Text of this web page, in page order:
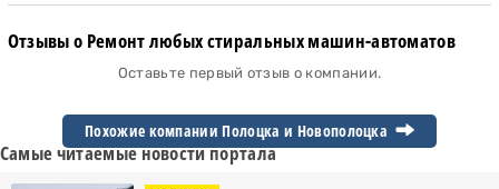
Отзывы о Ремонт любых стиральных машин-автоматов
Оставьте первый отзыв о компании.
Похожие компании Полоцка и Новополоцка
Самые читаемые новости портала